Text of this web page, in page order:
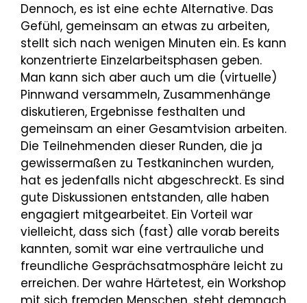
Dennoch, es ist eine echte Alternative. Das
Gefühl, gemeinsam an etwas zu arbeiten,
stellt sich nach wenigen Minuten ein. Es kann
konzentrierte Einzelarbeitsphasen geben.
Man kann sich aber auch um die (virtuelle)
Pinnwand versammeln, Zusammenhänge
diskutieren, Ergebnisse festhalten und
gemeinsam an einer Gesamtvision arbeiten.
Die Teilnehmenden dieser Runden, die ja
gewissermaßen zu Testkaninchen wurden,
hat es jedenfalls nicht abgeschreckt. Es sind
gute Diskussionen entstanden, alle haben
engagiert mitgearbeitet. Ein Vorteil war
vielleicht, dass sich (fast) alle vorab bereits
kannten, somit war eine vertrauliche und
freundliche Gesprächsatmosphäre leicht zu
erreichen. Der wahre Härtetest, ein Workshop